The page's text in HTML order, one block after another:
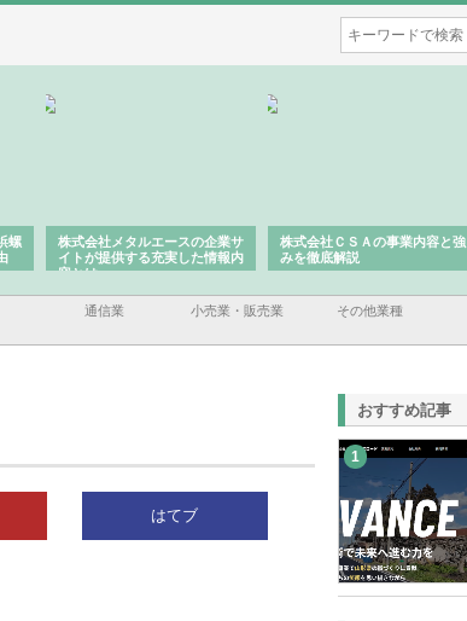
螺
株式会社メタルエースの企業サ
イトが提供する充実した情報内
容とは
株式会社ＣＳＡの事業内容と強
みを徹底解説
通信業 小売業・販売業 その他業種
はてブ
おすすめ記事
1